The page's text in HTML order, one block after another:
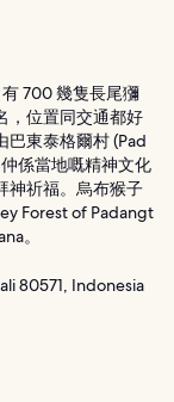
700 幾隻長尾獼
，位置同交通都好
巴東泰格爾村 (Pad
係當地嘅精神文化
神祈福。烏布猴子
Forest of Padangt
。
80571, Indonesia